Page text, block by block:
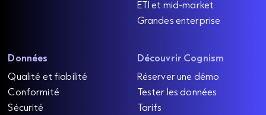
ETI et mid-market
Grandes enterprise
Données
Qualité et fiabilité
Conformité
Sécurité
Découvrir Cognism
Réserver une démo
Tester les données
Tarifs